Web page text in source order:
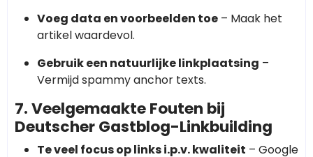
Voeg data en voorbeelden toe – Maak het
artikel waardevol.
Gebruik een natuurlijke linkplaatsing –
Vermijd spammy anchor texts.
7. Veelgemaakte Fouten bij
Deutscher Gastblog-Linkbuilding
Te veel focus op links i.p.v. kwaliteit – Google